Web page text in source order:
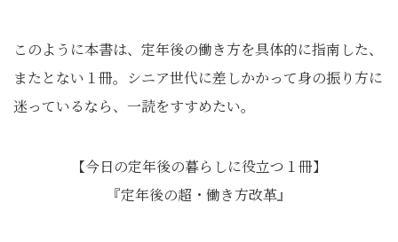
このように本書は、定年後の働き方を具体的に指南した、
またとない１冊。シニア世代に差しかかって身の振り方に
迷っているなら、一読をすすめたい。
【今日の定年後の暮らしに役立つ１冊】
『定年後の超・働き方改革』